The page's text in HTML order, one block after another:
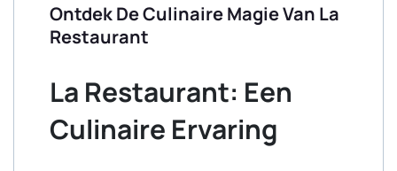
Ontdek De Culinaire Magie Van La
Restaurant
La Restaurant: Een
Culinaire Ervaring